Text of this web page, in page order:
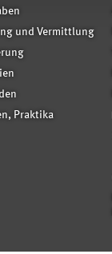
und Vermittlung
Praktika